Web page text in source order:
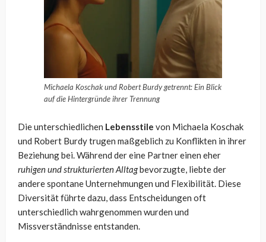
Michaela Koschak und Robert Burdy getrennt: Ein Blick
auf die Hintergründe ihrer Trennung
Die unterschiedlichen Lebensstile von Michaela Koschak
und Robert Burdy trugen maßgeblich zu Konflikten in ihrer
Beziehung bei. Während der eine Partner einen eher
ruhigen und strukturierten Alltagbevorzugte, liebte der
andere spontane Unternehmungen und Flexibilität. Diese
Diversität führte dazu, dass Entscheidungen oft
unterschiedlich wahrgenommen wurden und
Missverständnisse entstanden.